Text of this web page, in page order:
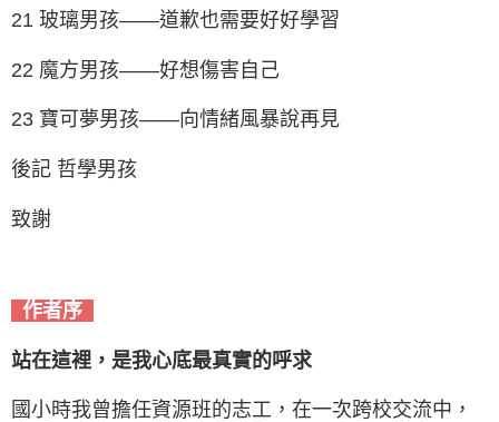
21 玻璃男孩——道歉也需要好好學習
22 魔方男孩——好想傷害自己
23 寶可夢男孩——向情緒風暴說再見
後記 哲學男孩
致謝
作者序
站在這裡，是我心底最真實的呼求
國小時我曾擔任資源班的志工，在一次跨校交流中，